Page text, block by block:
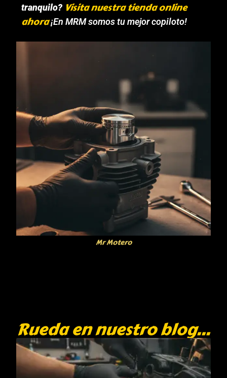
tranquilo? Visita nuestra tienda online
ahora¡En MRM somos tu mejor copiloto!
Mr Motero
Rueda en nuestro blog...